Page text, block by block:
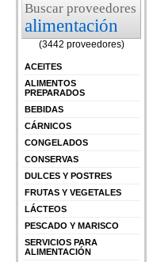
Buscar proveedores
alimentación
(3442 proveedores)
ACEITES
ALIMENTOS
PREPARADOS
BEBIDAS
CÁRNICOS
CONGELADOS
CONSERVAS
DULCES Y POSTRES
FRUTAS Y VEGETALES
LÁCTEOS
PESCADO Y MARISCO
SERVICIOS PARA
ALIMENTACIÓN